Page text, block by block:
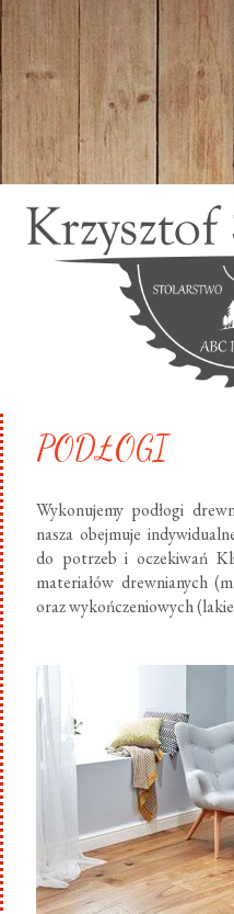
PODŁOGI
Wykonujemy podłogi
nasza obejmuje
do potrzeb i oczekiwań
materiałów drewnianych
oraz wykończeniowych